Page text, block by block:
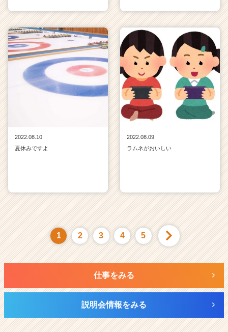
2022.08.10
夏休みですよ
2022.08.09
ラムネがおいしい
1 2 3 4 5
仕事をみる
説明会情報をみる